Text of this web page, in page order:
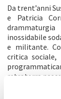
Da trent’anni
e Patricia
inossidabile
e militante.
critica
retroterra